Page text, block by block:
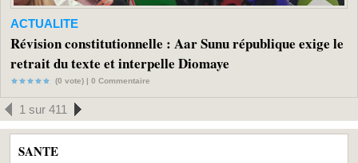
ACTUALITE
Révision constitutionnelle : Aar Sunu république exige le
retrait du texte et interpelle Diomaye
(0 vote) | 0 Commentaire
1 sur 411
SANTE